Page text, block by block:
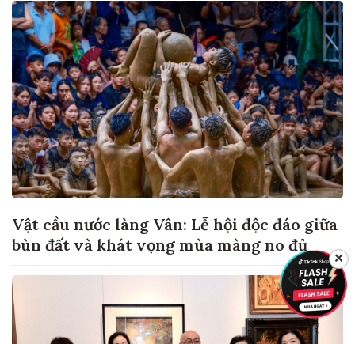
Vật cầu nước làng Vân: Lễ hội độc đáo giữa
bùn đất và khát vọng mùa màng no đủ
✕